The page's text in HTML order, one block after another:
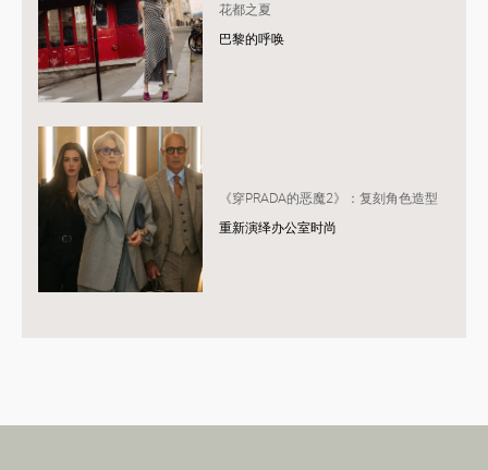
花都之夏
巴黎的呼唤
《穿PRADA的恶魔2》：复刻角色造型
重新演绎办公室时尚